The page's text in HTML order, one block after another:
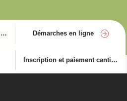
Saison culturelle et billetterie Démarches en ligne
Inscription et paiement cantine